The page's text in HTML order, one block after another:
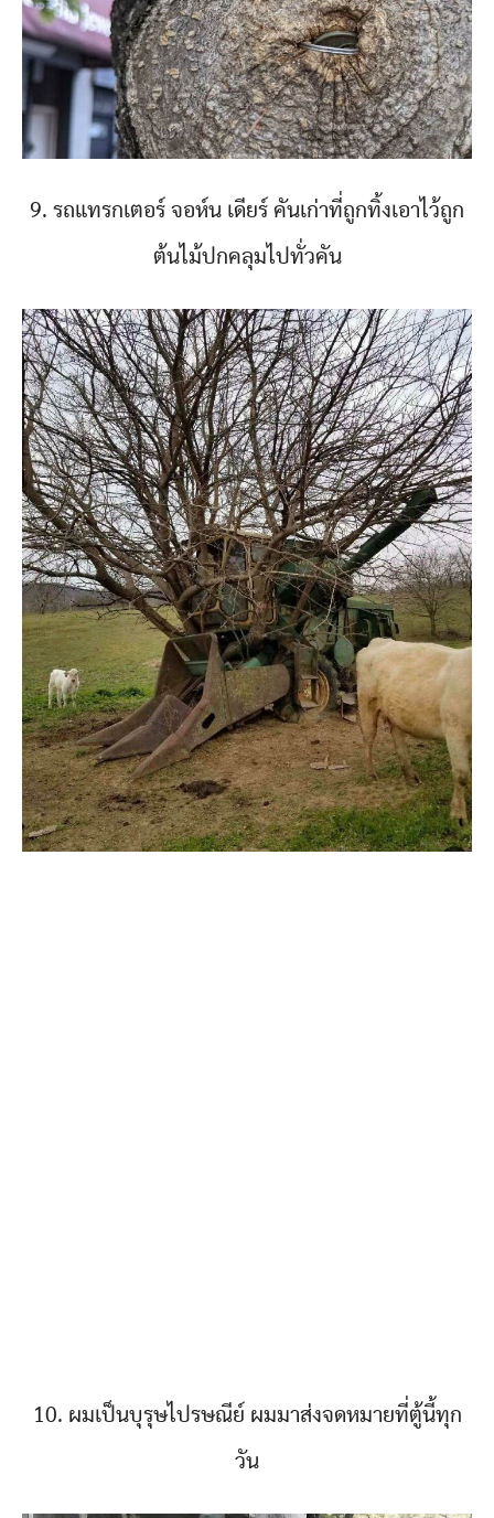
9. รถแทรกเตอร์ จอห์น เดียร์ คันเก่าที่ถูกทิ้งเอาไว้ถูก
ต้นไม้ปกคลุมไปทั่วคัน
10. ผมเป็นบุรุษไปรษณีย์ ผมมาส่งจดหมายที่ตู้นี้ทุก
วัน